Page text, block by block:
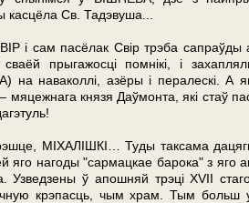
касцёла Св. Тадэвуша...
і сам пасёлак Свір трэба сапраўды
сваёй прыгажосці помнікі, і
на наваколлі, азёры і пералескі. А
мяцежнага кня­зя Даўмонта, які
МІХАЛІШКІ… Туды таксама
яго нагоды "сармацкае барока" з яго
Узведзены ў апошняй трэці ХVІІ
крэпасць, чым храм. Тым больш